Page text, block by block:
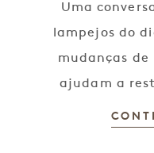
Uma
lampejos do
mudanças
ajudam a